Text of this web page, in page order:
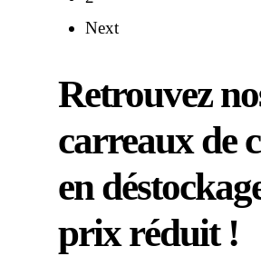
Next
Retrouvez
carreaux de
en
prix réduit !